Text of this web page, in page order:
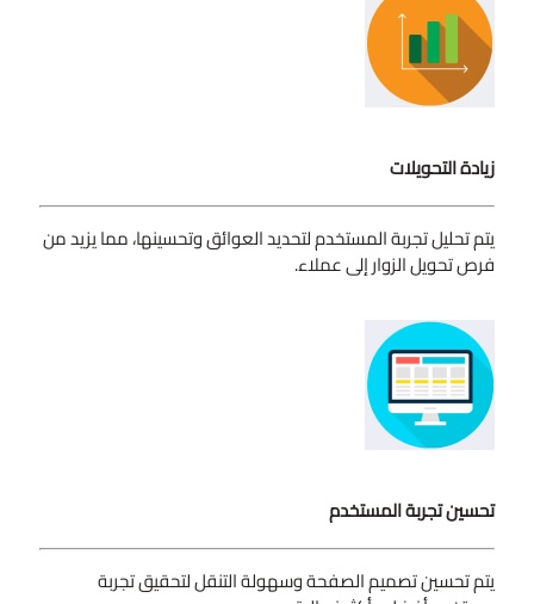
زيادة التحويلات
يتم تحليل تجربة المستخدم لتحديد العوائق وتحسينها، مما يزيد من
فرص تحويل الزوار إلى عملاء.
تحسين تجربة المستخدم
يتم تحسين تصميم الصفحة وسهولة التنقل لتحقيق تجربة